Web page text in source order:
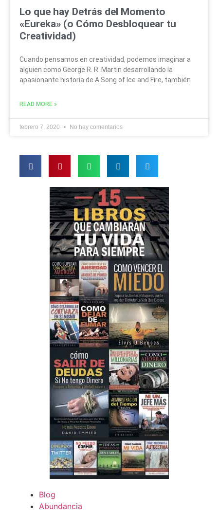
Lo que hay Detrás del Momento
«Eureka» (o Cómo Desbloquear tu
Creatividad)
Cuando pensamos en creatividad, podemos imaginar a
alguien como George R. R. Martin desarrollando la
apasionante historia de A Song of Ice and Fire, también
READ MORE »
febrero 7, 2020 No hay comentarios
Blog
Abundancia